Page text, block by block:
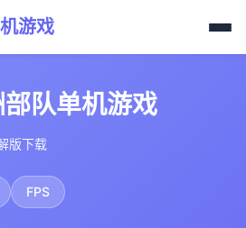
游戏
队单机游戏
版下载
FPS